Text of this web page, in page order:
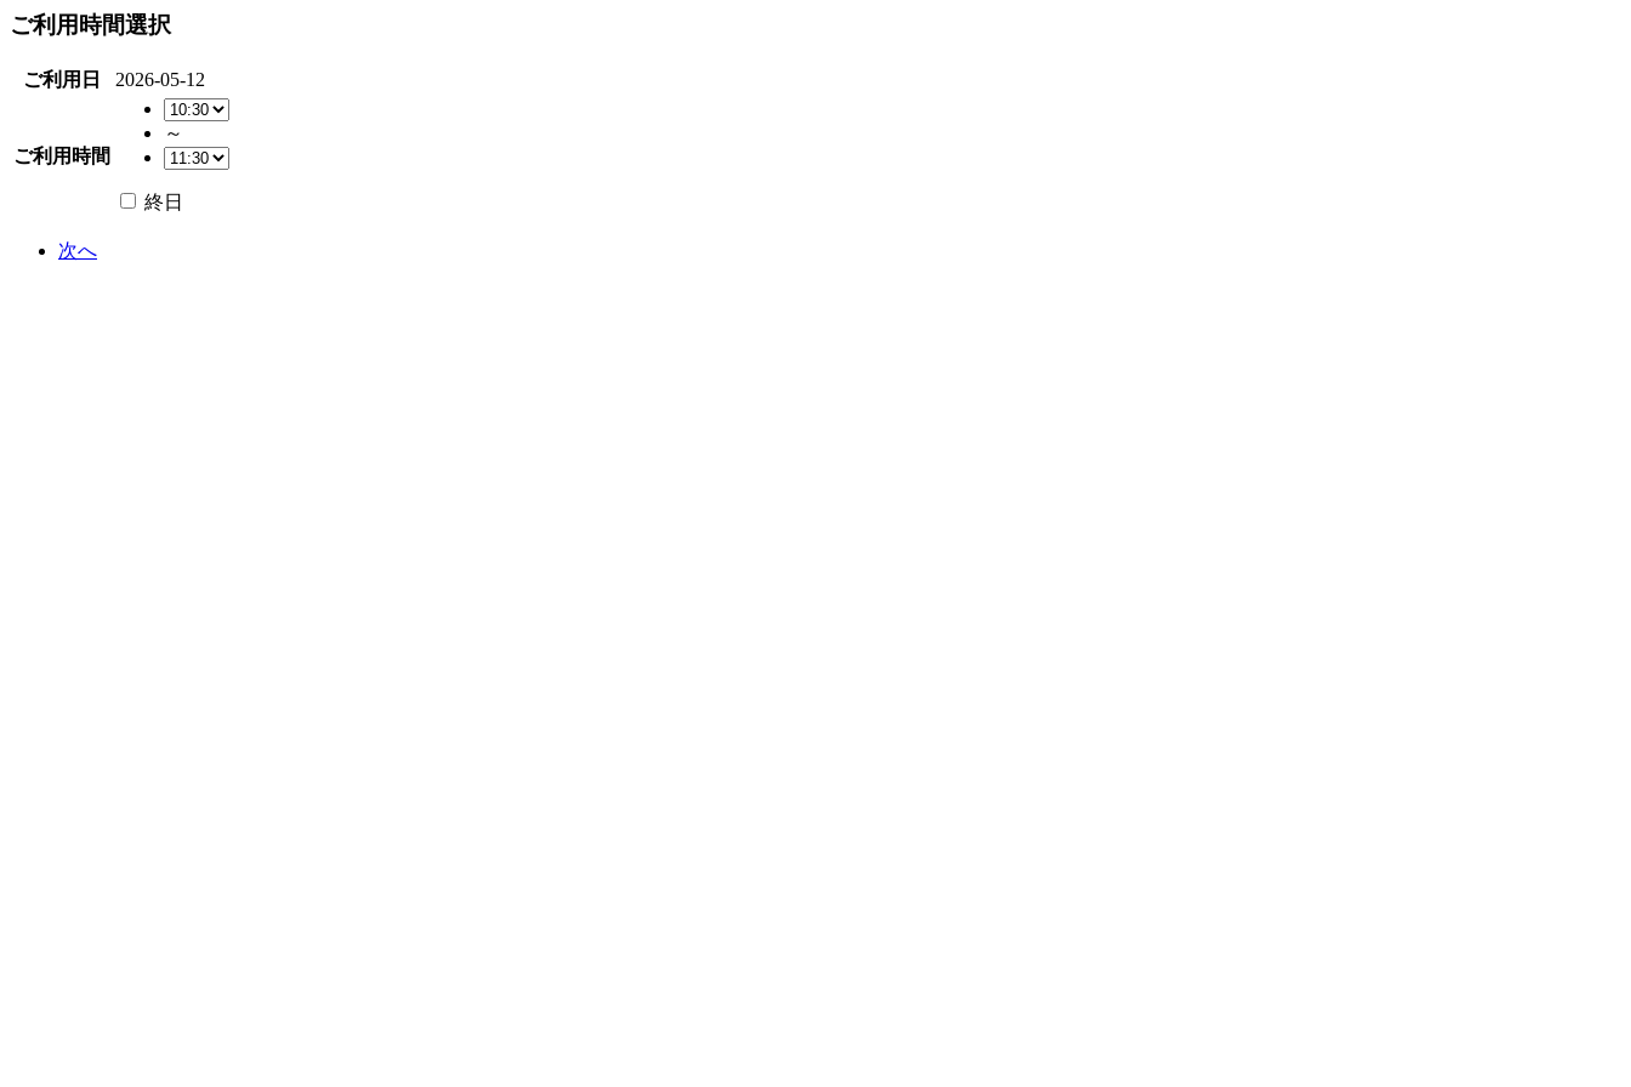
ご利用時間選択
ご利用日 2026-05-12
ご利用時間
～
終日
次へ